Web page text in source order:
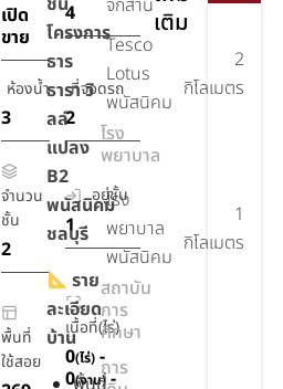
เปิด
ขาย
4
ห้องน้ำ
3
ที่จอดรถ
2
จำนวน
ชั้น
2
อยู่ชั้น
1
พื้นที่
ใช้สอย
เนื้อที่(ไร่)
0(ไร่) -
0(งาน)-
โครงการ
ธาร
ธารา วิ
ลล์
แปลง
B2
พนัสนิคม
ชลบุรี
ราย
ละเอียด
บ้าน
จักสาน
Tesco
Lotus
พนัสนิคม
2
กิโลเมตร
โรง
พยาบาล
โรง
พยาบาล
พนัสนิคม
1
กิโลเมตร
สถาบัน
การ
ศึกษา
การ
เติม